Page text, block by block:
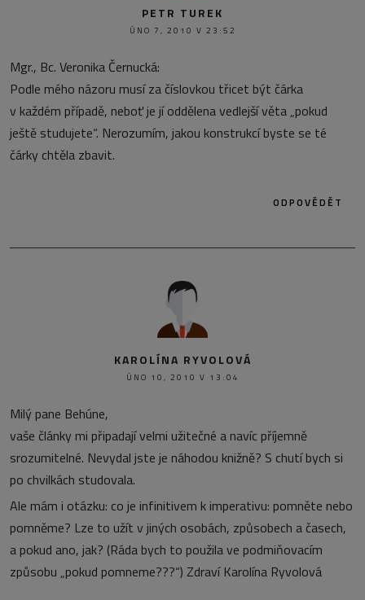
PETR TUREK
ÚNO 7, 2010 V 23:52
Mgr., Bc. Veronika Černucká:
Podle mého názoru musí za číslovkou třicet být čárka
v každém případě, neboť je jí oddělena vedlejší věta „pokud
ještě studujete“. Nerozumím, jakou konstrukcí byste se té
čárky chtěla zbavit.
ODPOVĚDĚT
KAROLÍNA RYVOLOVÁ
ÚNO 10, 2010 V 13:04
Milý pane Behúne,
vaše články mi připadají velmi užitečné a navíc příjemně
srozumitelné. Nevydal jste je náhodou knižně? S chutí bych si
po chvilkách studovala.
Ale mám i otázku: co je infinitivem k imperativu: pomněte nebo
pomněme? Lze to užít v jiných osobách, způsobech a časech,
a pokud ano, jak? (Ráda bych to použila ve podmiňovacím
způsobu „pokud pomneme???“) Zdraví Karolína Ryvolová